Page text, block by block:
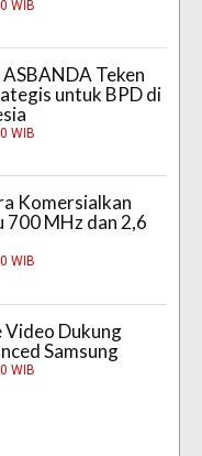
WIB
Teken
untuk BPD di
WIB
Komersialkan
700 MHz dan 2,6
WIB
Video Dukung
Samsung
WIB